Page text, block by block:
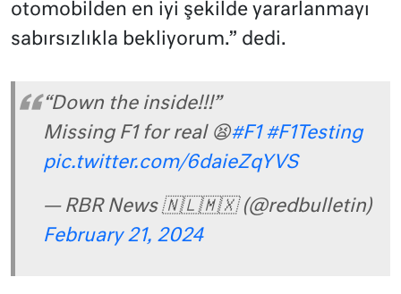
otomobilden en iyi şekilde yararlanmayı
sabırsızlıkla bekliyorum.” dedi.
“Down the inside!!!”
Missing F1 for real 😫#F1 #F1Testing
pic.twitter.com/6daieZqYVS
— RBR News 🇳🇱🇲🇽 (@redbulletin)
February 21, 2024